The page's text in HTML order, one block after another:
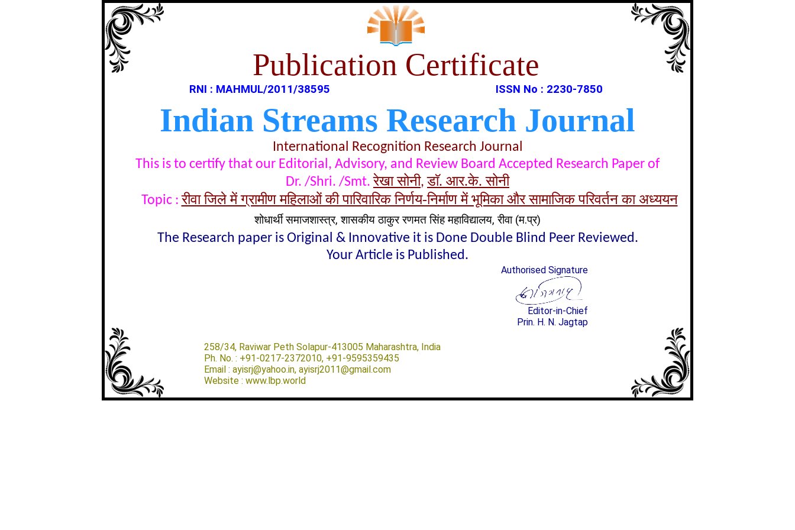
Publication Certificate
RNI : MAHMUL/2011/38595 ISSN No : 2230-7850
Indian Streams Research Journal
International Recognition Research Journal
This is to certify that our Editorial, Advisory, and Review Board Accepted Research Paper of
Dr. /Shri. /Smt. रेखा सोनी,डाॅ. आर.के. सोनी
Topic : रीवा जिले में ग्रामीण महिलाओं की पारिवारिक निर्णय-निर्माण में भूमिका और सामाजिक परिवर्तन का अध्ययन
शोधार्थी समाजशास्त्र, शासकीय ठाकुर रणमत सिंह महाविद्यालय, रीवा (म.प्र)
The Research paper is Original & Innovative it is Done Double Blind Peer Reviewed.
Your Article is Published.
Authorised Signature
Editor-in-Chief
Prin. H. N. Jagtap
258/34, Raviwar Peth Solapur-413005 Maharashtra, India
Ph. No. : +91-0217-2372010, +91-9595359435
Email : ayisrj@yahoo.in, ayisrj2011@gmail.com
Website : www.lbp.world